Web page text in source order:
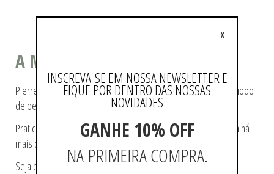
A MODA COMO ESTILO DE VIDA
Pierre Cardin ajudou a tecer a história da moda, pioneiro no modo
de pensá-la e de reproduzi-la.
Praticidade e modernidade fazem parte da essência da marca há
mais de 60 anos.
Seja bem-vindo a loja oficial Pierre Cardin no Brasil.
INSCREVA-SE EM NOSSA NEWSLETTER E
FIQUE POR DENTRO DAS NOSSAS
NOVIDADES
GANHE 10% OFF
NA PRIMEIRA COMPRA.
X